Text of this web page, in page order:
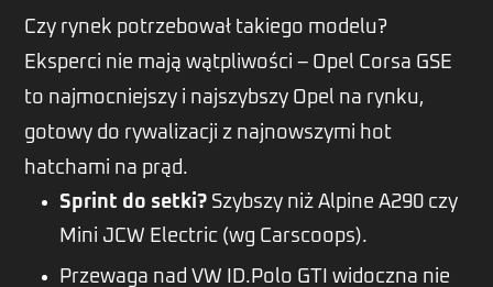
Czy rynek potrzebował takiego modelu?
Eksperci nie mają wątpliwości – Opel Corsa GSE
to najmocniejszy i najszybszy Opel na rynku,
gotowy do rywalizacji z najnowszymi hot
hatchami na prąd.
Sprint do setki? Szybszy niż Alpine A290 czy
Mini JCW Electric (wg Carscoops).
Przewaga nad VW ID.Polo GTI widoczna nie